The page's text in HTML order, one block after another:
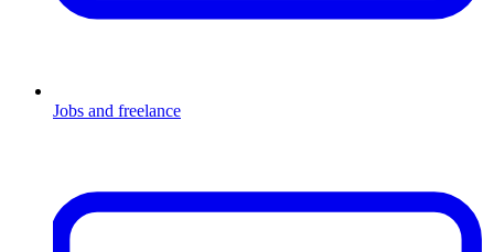
Jobs and freelance